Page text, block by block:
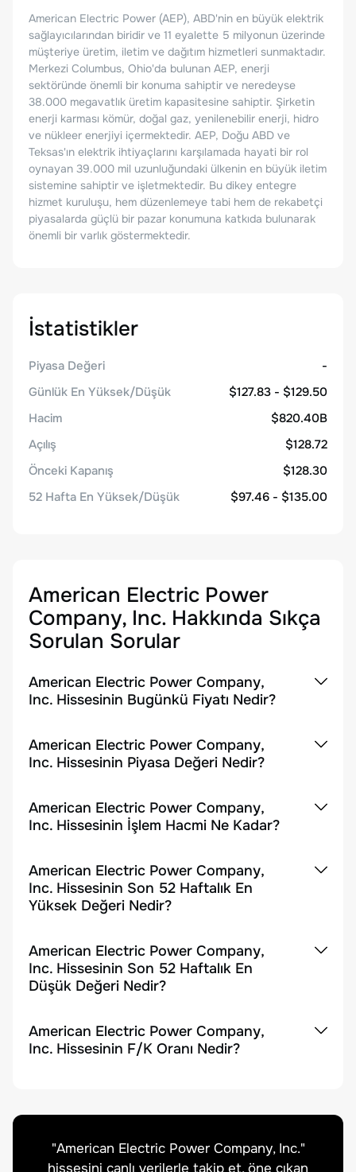
American Electric Power (AEP), ABD'nin en büyük elektrik
sağlayıcılarından biridir ve 11 eyalette 5 milyonun üzerinde
müşteriye üretim, iletim ve dağıtım hizmetleri sunmaktadır.
Merkezi Columbus, Ohio'da bulunan AEP, enerji
sektöründe önemli bir konuma sahiptir ve neredeyse
38.000 megavatlık üretim kapasitesine sahiptir. Şirketin
enerji karması kömür, doğal gaz, yenilenebilir enerji, hidro
ve nükleer enerjiyi içermektedir. AEP, Doğu ABD ve
Teksas'ın elektrik ihtiyaçlarını karşılamada hayati bir rol
oynayan 39.000 mil uzunluğundaki ülkenin en büyük iletim
sistemine sahiptir ve işletmektedir. Bu dikey entegre
hizmet kuruluşu, hem düzenlemeye tabi hem de rekabetçi
piyasalarda güçlü bir pazar konumuna katkıda bulunarak
önemli bir varlık göstermektedir.
İstatistikler
Piyasa Değeri
-
Günlük En Yüksek/Düşük
$127.83 - $129.50
Hacim
$820.40B
Açılış
$128.72
Önceki Kapanış
$128.30
52 Hafta En Yüksek/Düşük
$97.46 - $135.00
American Electric Power
Company, Inc. Hakkında Sıkça
Sorulan Sorular
American Electric Power Company,
Inc. Hissesinin Bugünkü Fiyatı Nedir?
American Electric Power Company,
Inc. Hissesinin Piyasa Değeri Nedir?
American Electric Power Company,
Inc. Hissesinin İşlem Hacmi Ne Kadar?
American Electric Power Company,
Inc. Hissesinin Son 52 Haftalık En
Yüksek Değeri Nedir?
American Electric Power Company,
Inc. Hissesinin Son 52 Haftalık En
Düşük Değeri Nedir?
American Electric Power Company,
Inc. Hissesinin F/K Oranı Nedir?
"American Electric Power Company, Inc."
hissesini canlı verilerle takip et, öne çıkan